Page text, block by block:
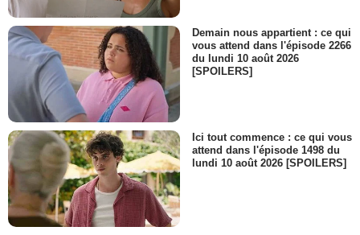
Demain nous appartient : ce qui
vous attend dans l'épisode 2266
du lundi 10 août 2026
[SPOILERS]
Ici tout commence : ce qui vous
attend dans l'épisode 1498 du
lundi 10 août 2026 [SPOILERS]